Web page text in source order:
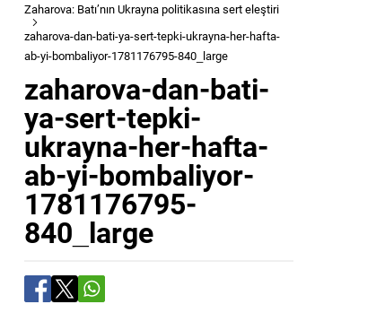
Zaharova: Batı’nın Ukrayna politikasına sert eleştiri
zaharova-dan-bati-ya-sert-tepki-ukrayna-her-hafta-
ab-yi-bombaliyor-1781176795-840_large
zaharova-dan-bati-
ya-sert-tepki-
ukrayna-her-hafta-
ab-yi-bombaliyor-
1781176795-
840_large